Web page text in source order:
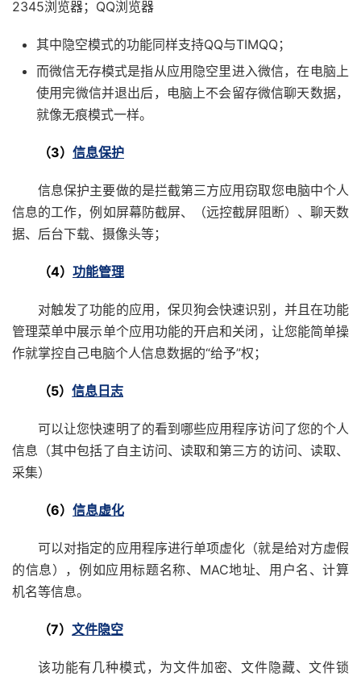
2345浏览器；QQ浏览器
其中隐空模式的功能同样支持QQ与TIMQQ；
而微信无存模式是指从应用隐空里进入微信，在电脑上
使用完微信并退出后，电脑上不会留存微信聊天数据，
就像无痕模式一样。
（3） 信息保护
信息保护主要做的是拦截第三方应用窃取您电脑中个人
信息的工作，例如屏幕防截屏、（远控截屏阻断）、聊天数
据、后台下载、摄像头等；
（4） 功能管理
对触发了功能的应用，保贝狗会快速识别，并且在功能
管理菜单中展示单个应用功能的开启和关闭，让您能简单操
作就掌控自己电脑个人信息数据的“给予”权；
（5） 信息日志
可以让您快速明了的看到哪些应用程序访问了您的个人
信息（其中包括了自主访问、读取和第三方的访问、读取、
采集）
（6） 信息虚化
可以对指定的应用程序进行单项虚化（就是给对方虚假
的信息），例如应用标题名称、MAC地址、用户名、计算
机名等信息。
（7） 文件隐空
该功能有几种模式，为文件加密、文件隐藏、文件锁